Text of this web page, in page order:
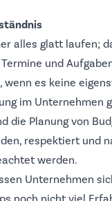
alles glatt laufen;
und
wenn es keine
im Unternehmen
die Planung von
respektiert und
werden.
Unternehmen